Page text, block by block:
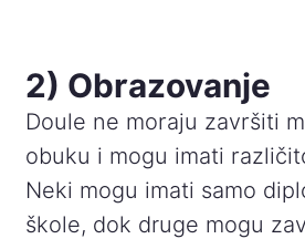
2) Obrazovanje
Doule ne moraju završiti
obuku i mogu imati
Neki mogu imati samo
škole, dok druge mogu